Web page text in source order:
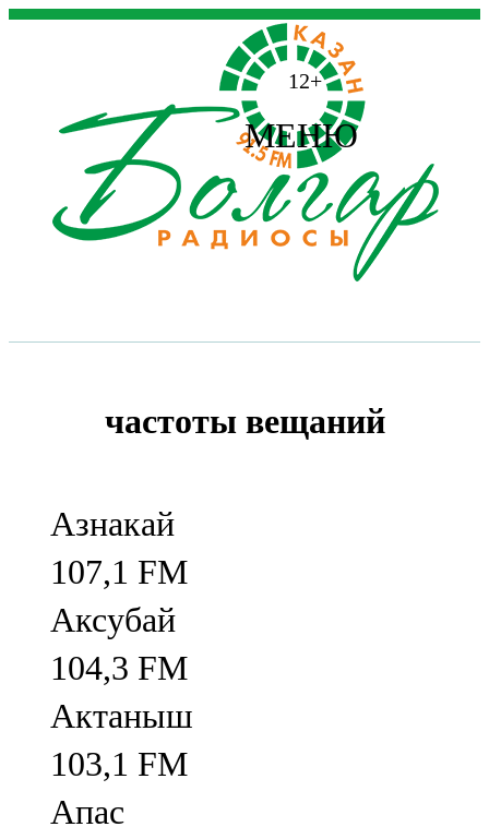
12+
МЕНЮ
частоты вещаний
Азнакай
107,1 FM
Аксубай
104,3 FM
Актаныш
103,1 FM
Апас